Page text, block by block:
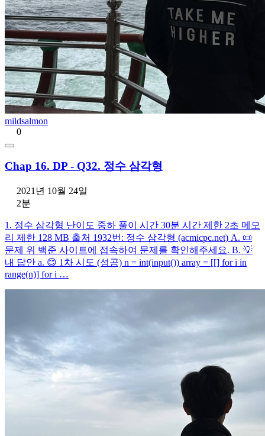
mildsalmon
0
Chap 16. DP - Q32. 정수 삼각형
2021년 10월 24일
2분
1. 정수 삼각형 난이도 중하 풀이 시간 30분 시간 제한 2초 메모
리 제한 128 MB 출처 1932번: 정수 삼각형 (acmicpc.net) A. 📜
문제 위 백준 사이트에 접속하여 문제를 확인해주세요. B. 💡
내 답안 a. 😊 1차 시도 (성공) n = int(input()) array = [[] for i in
range(n)] for i …